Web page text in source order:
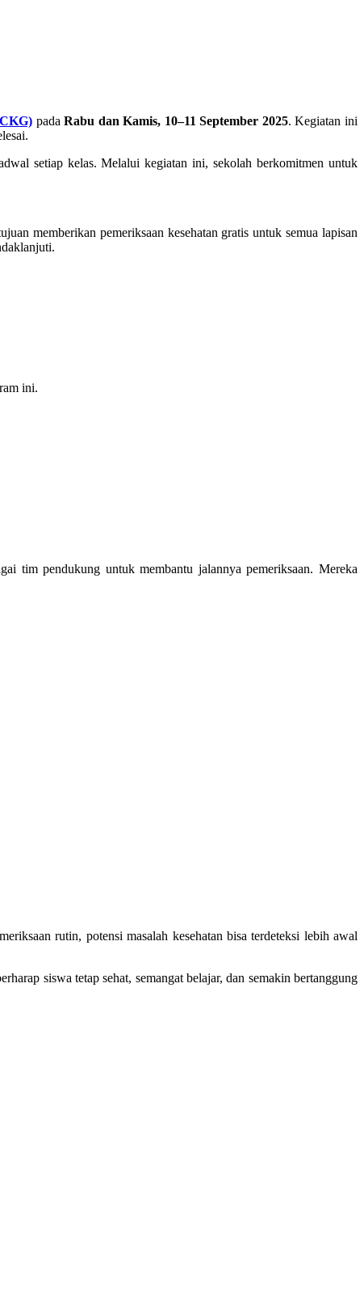
padaRabu dan Kamis, 10–11 September 2025. Kegiatan ini
setiap kelas. Melalui kegiatan ini, sekolah berkomitmen untuk
memberikan pemeriksaan kesehatan gratis untuk semua lapisan
ini.
tim pendukung untuk membantu jalannya pemeriksaan. Mereka
rutin, potensi masalah kesehatan bisa terdeteksi lebih awal
siswa tetap sehat, semangat belajar, dan semakin bertanggung